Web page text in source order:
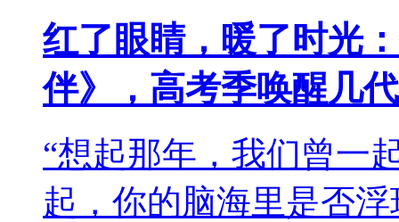
红了眼睛，暖了时光
伴》，高考季唤醒几
“想起那年，我们曾
起，你的脑海里是否